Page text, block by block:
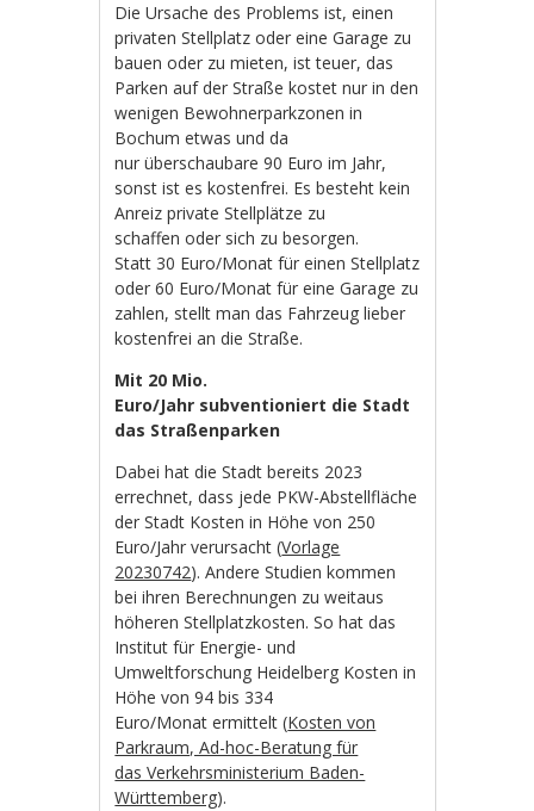
Die Ursache des Problems ist, einen
privaten Stellplatz oder eine Garage zu
bauen oder zu mieten, ist teuer, das
Parken auf der Straße kostet nur in den
wenigen Bewohnerparkzonen in
Bochum etwas und da
nur überschaubare 90 Euro im Jahr,
sonst ist es kostenfrei. Es besteht kein
Anreiz private Stellplätze zu
schaffen oder sich zu besorgen.
Statt 30 Euro/Monat für einen Stellplatz
oder 60 Euro/Monat für eine Garage zu
zahlen, stellt man das Fahrzeug lieber
kostenfrei an die Straße.
Mit 20 Mio.
Euro/Jahr subventioniert die Stadt
das Straßenparken
Dabei hat die Stadt bereits 2023
errechnet, dass jede PKW-Abstellfläche
der Stadt Kosten in Höhe von 250
Euro/Jahr verursacht (Vorlage
20230742). Andere Studien kommen
bei ihren Berechnungen zu weitaus
höheren Stellplatzkosten. So hat das
Institut für Energie- und
Umweltforschung Heidelberg Kosten in
Höhe von 94 bis 334
Euro/Monat ermittelt (Kosten von
Parkraum, Ad-hoc-Beratung für
das Verkehrsministerium Baden-
Württemberg).